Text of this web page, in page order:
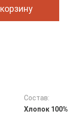
Состав:
Хлопок 100%